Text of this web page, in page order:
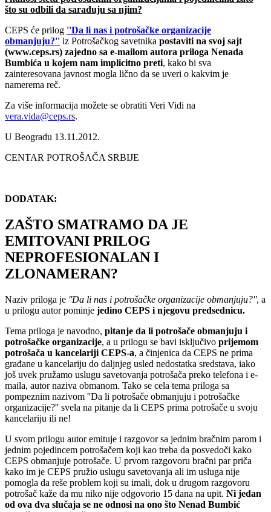
što su odbili da sarađuju sa njim?
CEPS će prilog ''Da li nas i potrošačke organizacije
obmanjuju?'' iz Potrošačkog savetnika postaviti na svoj sajt
(www.ceps.rs) zajedno sa e-mailom autora priloga Nenada
Bumbića u kojem nam implicitno preti, kako bi sva
zainteresovana javnost mogla lično da se uveri o kakvim je
namerema reč.
Za više informacija možete se obratiti Veri Vidi na
vera.vida@ceps.rs.
U Beogradu 13.11.2012.
CENTAR POTROŠAČA SRBIJE
DODATAK:
ZAŠTO SMATRAMO DA JE
EMITOVANI PRILOG
NEPROFESIONALAN I
ZLONAMERAN?
Naziv priloga je ''Da li nas i potrošačke organizacije obmanjuju?'', a
u prilogu autor pominje jedino CEPS i njegovu predsednicu.
Tema priloga je navodno, pitanje da li potrošače obmanjuju i
potrošačke organizacije, a u prilogu se bavi isključivo prijemom
potrošača u kancelariji CEPS-a, a činjenica da CEPS ne prima
građane u kancelariju do daljnjeg usled nedostatka sredstava, iako
još uvek pružamo uslugu savetovanja potrošača preko telefona i e-
maila, autor naziva obmanom. Tako se cela tema priloga sa
pompeznim nazivom ''Da li potrošače obmanjuju i potrošačke
organizacije?'' svela na pitanje da li CEPS prima potrošače u svoju
kancelariju ili ne!
U svom prilogu autor emituje i razgovor sa jednim bračnim parom i
jednim pojedincem potrošačem koji kao treba da posvedoči kako
CEPS obmanjuje potrošače. U prvom razgovoru bračni par priča
kako im je CEPS pružio uslugu savetovanja ali im usluga nije
pomogla da reše problem koji su imali, dok u drugom razgovoru
potrošač kaže da mu niko nije odgovorio 15 dana na upit. Ni jedan
od ova dva slučaja se ne odnosi na ono što Nenad Bumbić